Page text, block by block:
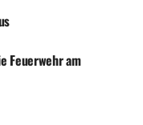
Feuerwehr am